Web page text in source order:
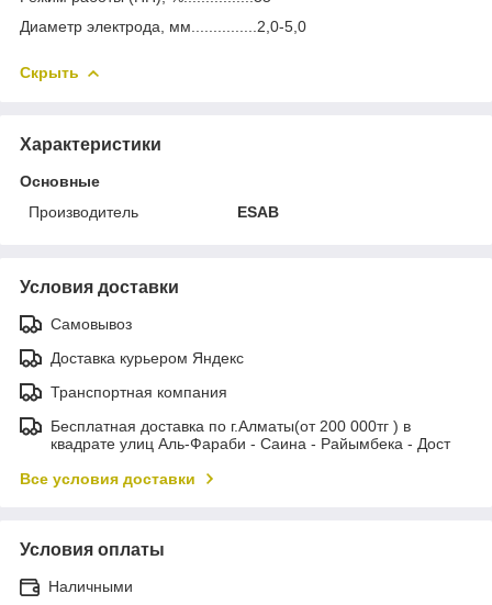
Диаметр электрода, мм...............2,0-5,0
Скрыть
Характеристики
Основные
Производитель
ESAB
Условия доставки
Самовывоз
Доставка курьером Яндекс
Транспортная компания
Бесплатная доставка по г.Алматы(от 200 000тг ) в
квадрате улиц Аль-Фараби - Саина - Райымбека - Дост
Все условия доставки
Условия оплаты
Наличными